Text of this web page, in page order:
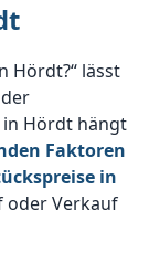
Hördt?“ lässt
Hördt hängt
Faktoren
in
oder Verkauf